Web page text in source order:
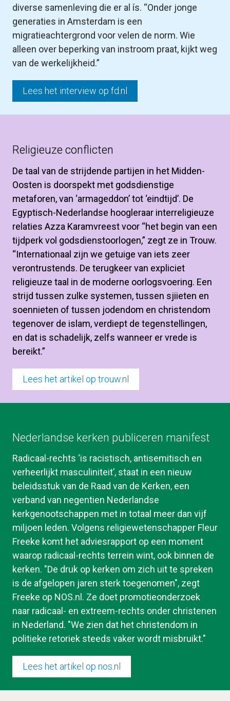
diverse samenleving die er al ís. “Onder jonge
generaties in Amsterdam is een
migratieachtergrond voor velen de norm. Wie
alleen over beperking van instroom praat, kijkt weg
van de werkelijkheid.”
Lees het interview op fd.nl
Religieuze conflicten
De taal van de strijdende partijen in het Midden-
Oosten is doorspekt met godsdienstige
metaforen, van ‘armageddon’ tot ‘eindtijd’. De
Egyptisch-Nederlandse hoogleraar interreligieuze
relaties Azza Karamvreest voor “het begin van een
tijdperk vol godsdienstoorlogen,” zegt ze in Trouw.
“Internationaal zijn we getuige van iets zeer
verontrustends. De terugkeer van expliciet
religieuze taal in de moderne oorlogsvoering. Een
strijd tussen zulke systemen, tussen sjiieten en
soennieten of tussen jodendom en christendom
tegenover de islam, verdiept de tegenstellingen,
en dat is schadelijk, zelfs wanneer er vrede is
bereikt.”
Lees het artikel op trouw.nl
Nederlandse kerken publiceren manifest
Radicaal-rechts ‘is racistisch, antisemitisch en
verheerlijkt masculiniteit’, staat in een nieuw
beleidsstuk van de Raad van de Kerken, een
verband van negentien Nederlandse
kerkgenootschappen met in totaal meer dan vijf
miljoen leden. Volgens religiewetenschapper Fleur
Freeke komt het adviesrapport op een moment
waarop radicaal-rechts terrein wint, ook binnen de
kerken. "De druk op kerken om zich uit te spreken
is de afgelopen jaren sterk toegenomen", zegt
Freeke op NOS.nl. Ze doet promotieonderzoek
naar radicaal- en extreem-rechts onder christenen
in Nederland. "We zien dat het christendom in
politieke retoriek steeds vaker wordt misbruikt."
Lees het artikel op nos.nl